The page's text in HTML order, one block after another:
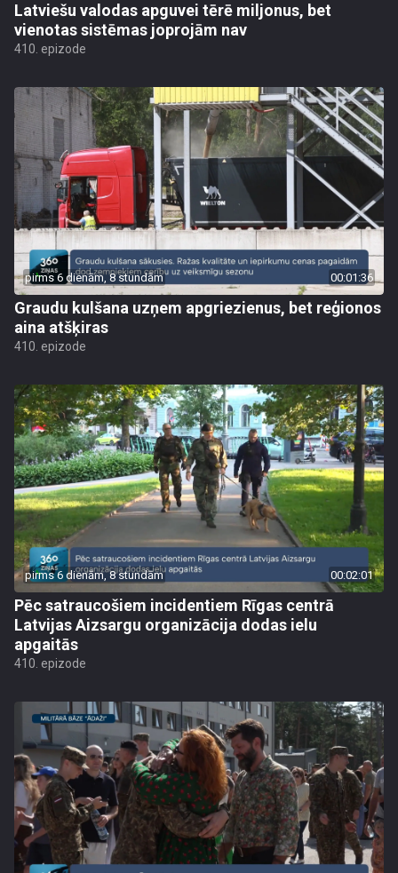
Latviešu valodas apguvei tērē miljonus, bet
vienotas sistēmas joprojām nav
410. epizode
pirms 6 dienām, 8 stundām 00:01:36
Graudu kulšana uzņem apgriezienus, bet reģionos
aina atšķiras
410. epizode
pirms 6 dienām, 8 stundām 00:02:01
Pēc satraucošiem incidentiem Rīgas centrā
Latvijas Aizsargu organizācija dodas ielu
apgaitās
410. epizode